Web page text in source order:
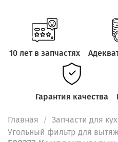
10 лет в запчастях
Гарантия качества
Главная
Запчасти для
Угольный фильтр для